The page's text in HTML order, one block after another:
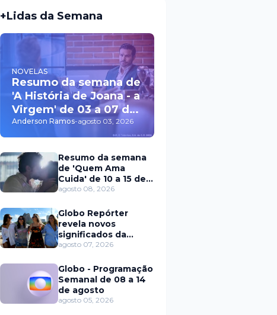
+Lidas da Semana
NOVELAS
Resumo da semana de
'A História de Joana - a
Virgem' de 03 a 07 de
agosto
Anderson Ramos-agosto 03, 2026
Resumo da semana
de 'Quem Ama
Cuida' de 10 a 15 de
agosto
agosto 08, 2026
Globo Repórter
revela novos
significados da
solteirice no Brasil e
nos relacionamentos
agosto 07, 2026
Globo - Programação
Semanal de 08 a 14
de agosto
agosto 05, 2026